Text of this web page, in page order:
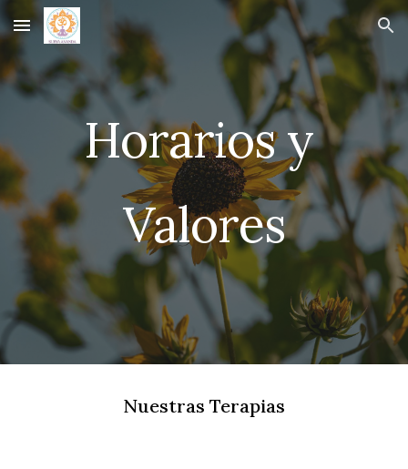
Skip to main content Skip to navigation
Horarios y
Valores
Nuestras Terapias